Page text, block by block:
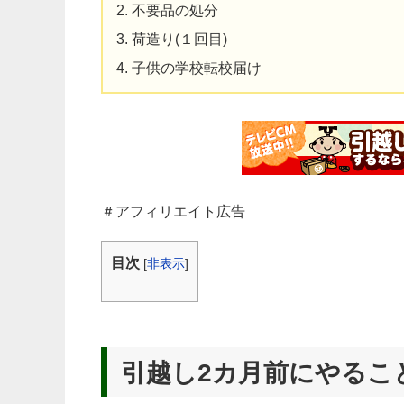
不要品の処分
荷造り(１回目)
子供の学校転校届け
＃アフィリエイト広告
目次 [非表示]
引越し2カ月前にやるこ